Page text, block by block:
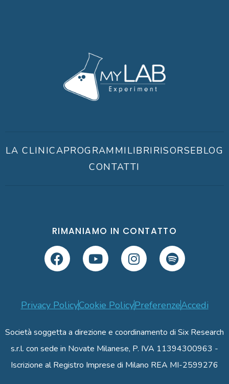
LA CLINICAPROGRAMMILIBRIRISORSEBLOG
CONTATTI
RIMANIAMO IN CONTATTO
Privacy PolicyCookie PolicyPreferenzeAccedi
Società soggetta a direzione e coordinamento di Six Research
s.r.l. con sede in Novate Milanese, P. IVA 11394300963 -
Iscrizione al Registro Imprese di Milano REA MI-2599276